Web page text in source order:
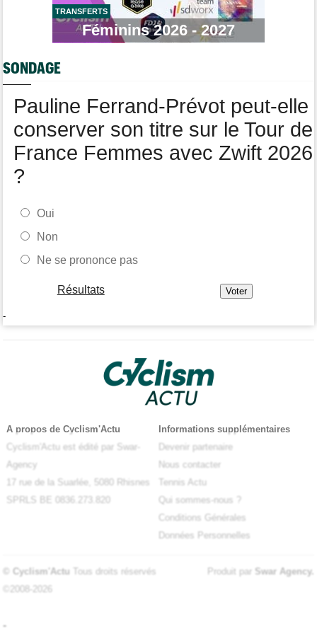
Tour de Pologne
Bart Lemmen fait coup double sur la 4e étape, UAE déçoit !
pour 1 an
Felix Gall remporte la 3e étape et prend les commandes du
général
TRANSFERTS
Féminins 2026 - 2027
SONDAGE
Pauline Ferrand-Prévot peut-elle
conserver son titre sur le Tour de
France Femmes avec Zwift 2026
?
Oui
Non
Ne se prononce pas
Résultats
-
A propos de Cyclism'Actu
Cyclism'Actu est édité par Swar-
Agency
17 rue de la Suarlée, 5080 Rhisnes
SPRLS BE 0836.273.820
Informations supplémentaires
Devenir partenaire
Nous contacter
Tennis Actu
Qui sommes-nous ?
Conditions Générales
Données Personnelles
© Cyclism'Actu Tous droits réservés
©2008-2026
Produit par Swar Agency.
-